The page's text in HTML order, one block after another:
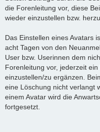
die Forenleitung vor, diese
wieder einzustellen bzw.
Das Einstellen eines Avatars
acht Tagen von den
User bzw. Userinnen dem
Forenleitung vor, jederzeit
einzustellen/zu ergänzen.
eine Löschung nicht verlangt
einem Avatar wird die
fortgesetzt.